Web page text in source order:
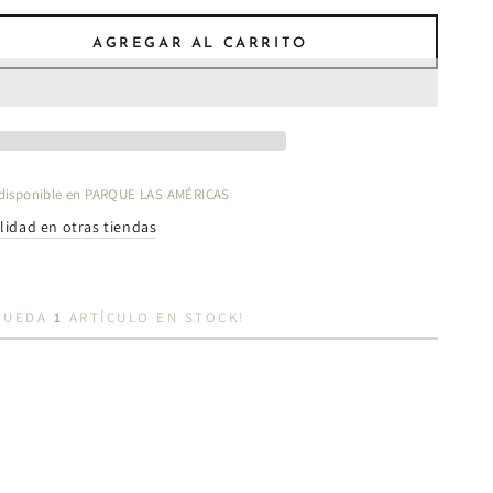
AGREGAR AL CARRITO
en PARQUE LAS AMÉRICAS
en otras tiendas
1 ARTÍCULO EN STOCK!